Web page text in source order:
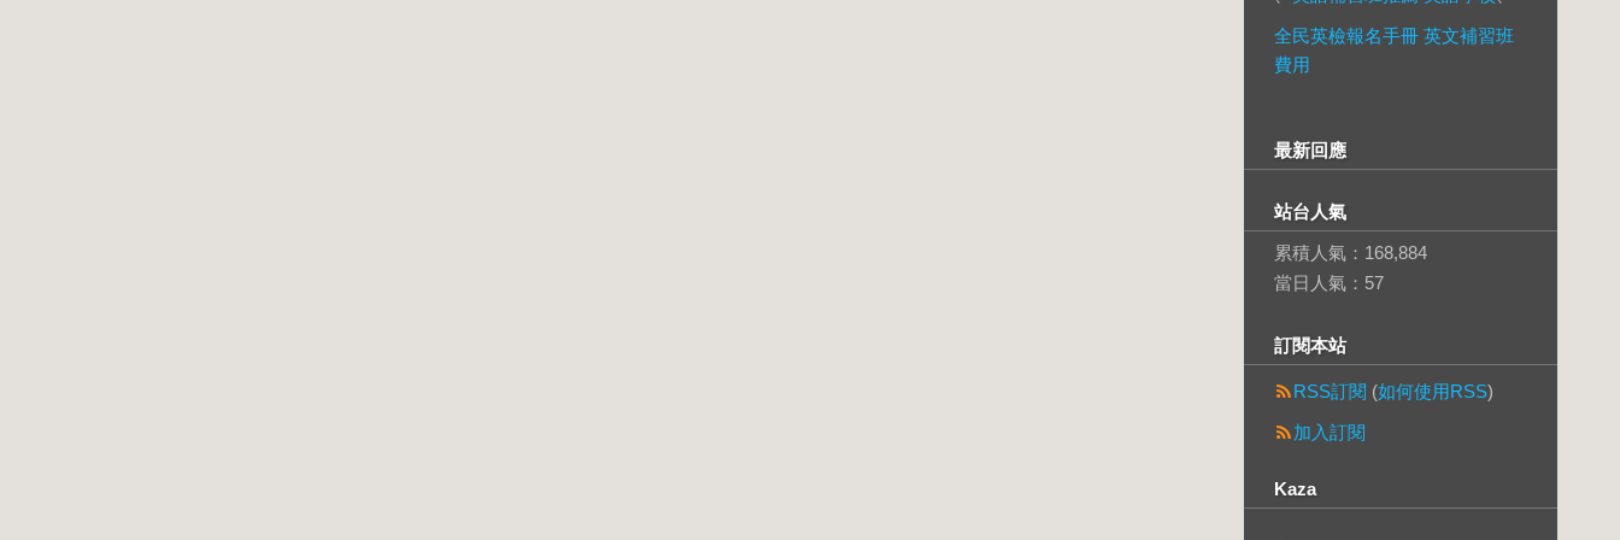
全民英檢報名手冊 英文補習班
費用
最新回應
站台人氣
累積人氣： 168,884
當日人氣： 57
訂閱本站
RSS訂閱 (如何使用RSS)
加入訂閱
Kaza